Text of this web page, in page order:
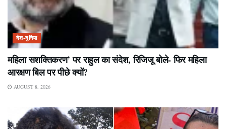
देश-दुनिया
महिला सशक्तिकरण’ पर राहुल का संदेश, रिजिजू बोले- फिर महिला
आरक्षण बिल पर पीछे क्यों?
AUGUST 8, 2026